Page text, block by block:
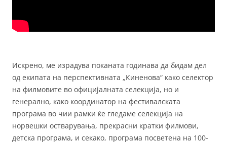
Искрено, ме израдува поканата годинава да бидам дел
од екипата на перспективната „Киненова“ како селектор
на филмовите во официјалната селекција, но и
генерално, како координатор на фестивалската
програма во чии рамки ќе гледаме селекција на
норвешки остварувања, прекрасни кратки филмови,
детска програма, и секако, програма посветена на 100-